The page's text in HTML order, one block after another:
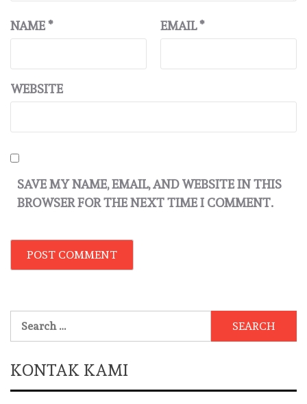
NAME* EMAIL*
WEBSITE
SAVE MY NAME, EMAIL, AND WEBSITE IN THIS
BROWSER FOR THE NEXT TIME I COMMENT.
KONTAK KAMI